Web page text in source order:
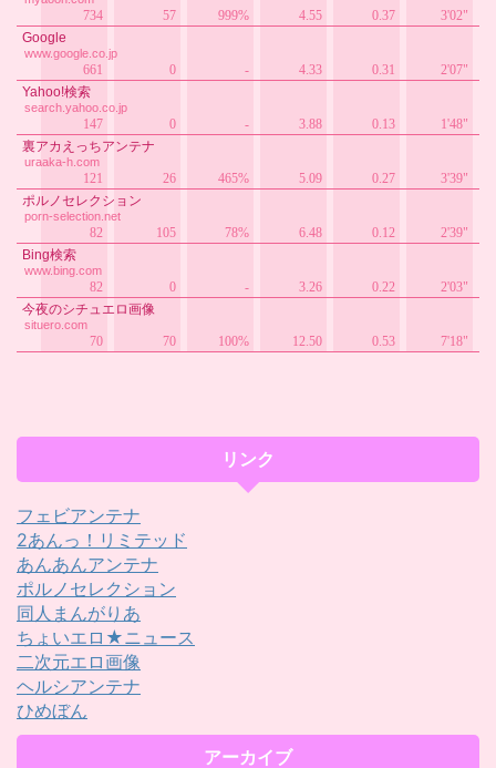
リンク
フェビアンテナ
2あんっ！リミテッド
あんあんアンテナ
ポルノセレクション
同人まんがりあ
ちょいエロ★ニュース
二次元エロ画像
ヘルシアンテナ
ひめぼん
アーカイブ